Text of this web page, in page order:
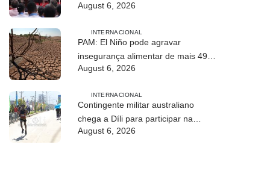
desenvolvimento sustentável de
August 6, 2026
INTERNACIONAL
PAM: El Niño pode agravar
insegurança alimentar de mais 49
milhões de pessoas até 2027
August 6, 2026
INTERNACIONAL
Contingente militar australiano
chega a Díli para participar na
Maratona Internacional de 2026
August 6, 2026